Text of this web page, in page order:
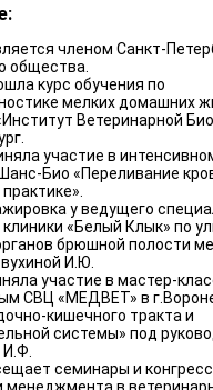
членом Санкт-
общества.
курс обучения по
мелких домашних
Ветеринарной
участие в
Био «Переливание
у ведущего
«Белый Клык» по
брюшной полости
И.Ю.
участие в мастер-
СВЦ «МЕДВЕТ» в
кишечного тракта и
системы» под
семинары и
менеджмента в